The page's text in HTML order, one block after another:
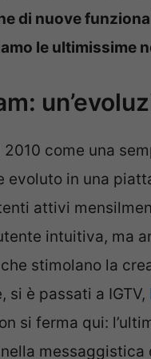
di nuove
le ultimissime
2010 come una
evoluto in una
attivi
intuitiva, ma
stimolano la
si è passati a IGTV,
si ferma qui:
messaggistica